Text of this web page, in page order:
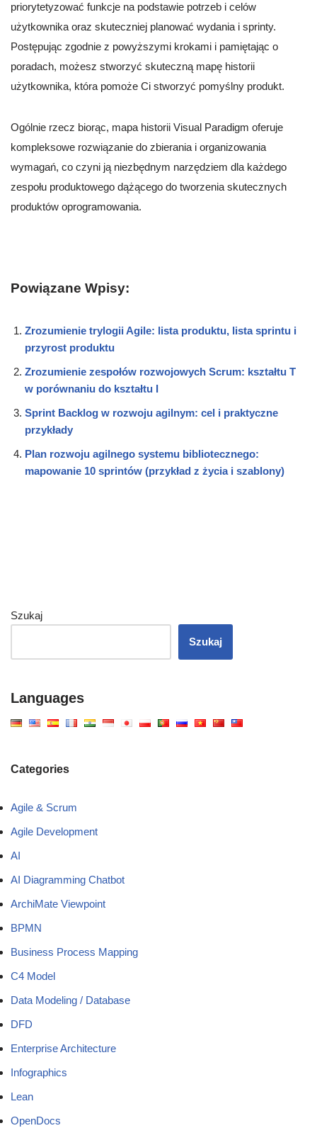
priorytetyzować funkcje na podstawie potrzeb i celów
użytkownika oraz skuteczniej planować wydania i sprinty.
Postępując zgodnie z powyższymi krokami i pamiętając o
poradach, możesz stworzyć skuteczną mapę historii
użytkownika, która pomoże Ci stworzyć pomyślny produkt.
Ogólnie rzecz biorąc, mapa historii Visual Paradigm oferuje
kompleksowe rozwiązanie do zbierania i organizowania
wymagań, co czyni ją niezbędnym narzędziem dla każdego
zespołu produktowego dążącego do tworzenia skutecznych
produktów oprogramowania.
Powiązane Wpisy:
Zrozumienie trylogii Agile: lista produktu, lista sprintu i
przyrost produktu
Zrozumienie zespołów rozwojowych Scrum: kształtu T
w porównaniu do kształtu I
Sprint Backlog w rozwoju agilnym: cel i praktyczne
przykłady
Plan rozwoju agilnego systemu bibliotecznego:
mapowanie 10 sprintów (przykład z życia i szablony)
Szukaj
Szukaj
Languages
Categories
Agile & Scrum
Agile Development
AI
AI Diagramming Chatbot
ArchiMate Viewpoint
BPMN
Business Process Mapping
C4 Model
Data Modeling / Database
DFD
Enterprise Architecture
Infographics
Lean
OpenDocs